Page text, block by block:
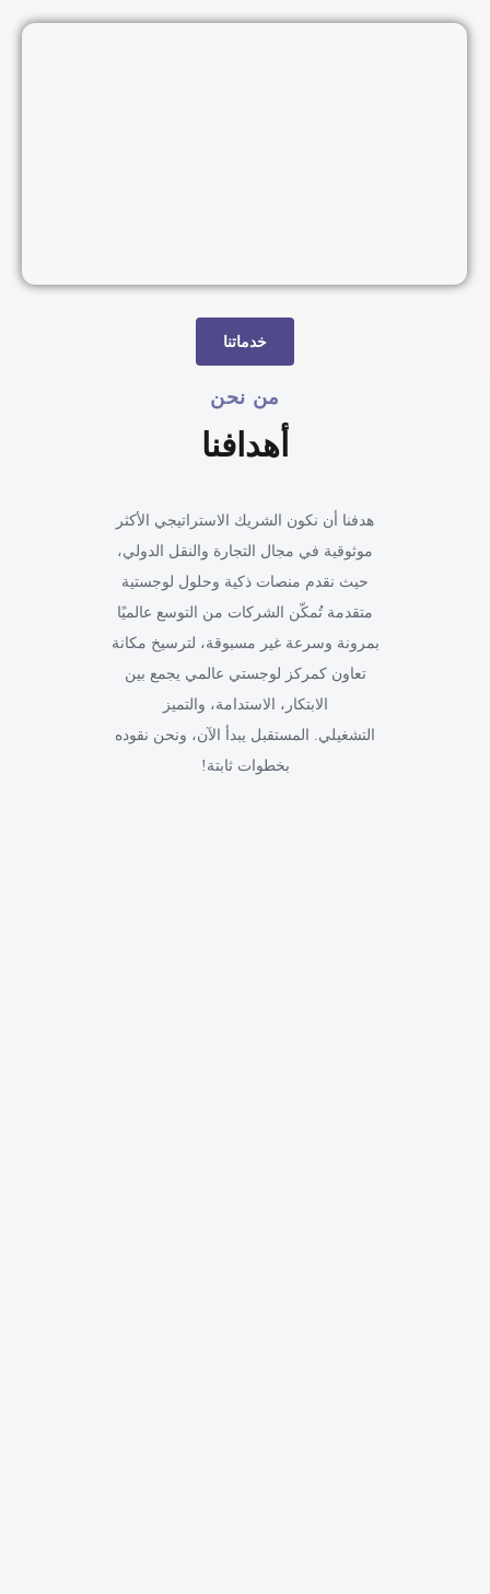
خدماتنا
من نحن
أهدافنا
هدفنا أن نكون الشريك الاستراتيجي الأكثر
موثوقية في مجال التجارة والنقل الدولي،
حيث نقدم منصات ذكية وحلول لوجستية
متقدمة تُمكّن الشركات من التوسع عالميًا
بمرونة وسرعة غير مسبوقة، لترسيخ مكانة
تعاون كمركز لوجستي عالمي يجمع بين
الابتكار، الاستدامة، والتميز
التشغيلي. المستقبل يبدأ الآن، ونحن نقوده
بخطوات ثابتة!